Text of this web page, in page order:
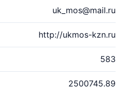
uk_mos@mail.ru
http://ukmos-kzn.ru
583
2500745.89